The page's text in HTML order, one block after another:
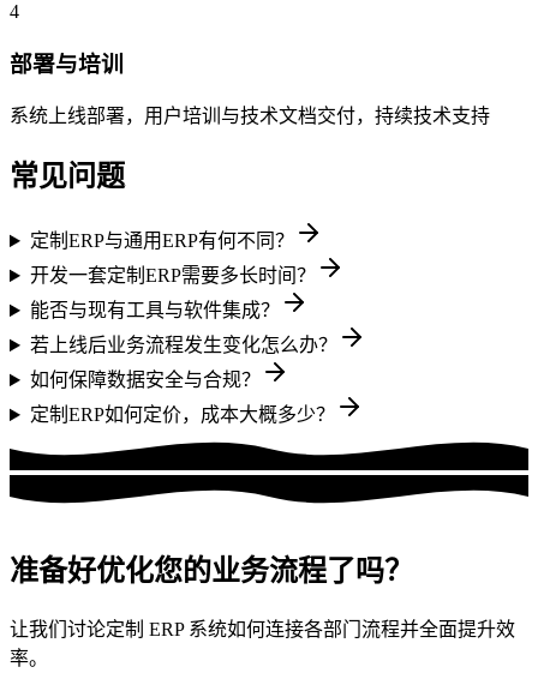
4
部署与培训
系统上线部署，用户培训与技术文档交付，持续技术支持
常见问题
定制ERP与通用ERP有何不同？
开发一套定制ERP需要多长时间？
能否与现有工具与软件集成？
若上线后业务流程发生变化怎么办？
如何保障数据安全与合规？
定制ERP如何定价，成本大概多少？
准备好优化您的业务流程了吗？
让我们讨论定制 ERP 系统如何连接各部门流程并全面提升效
率。